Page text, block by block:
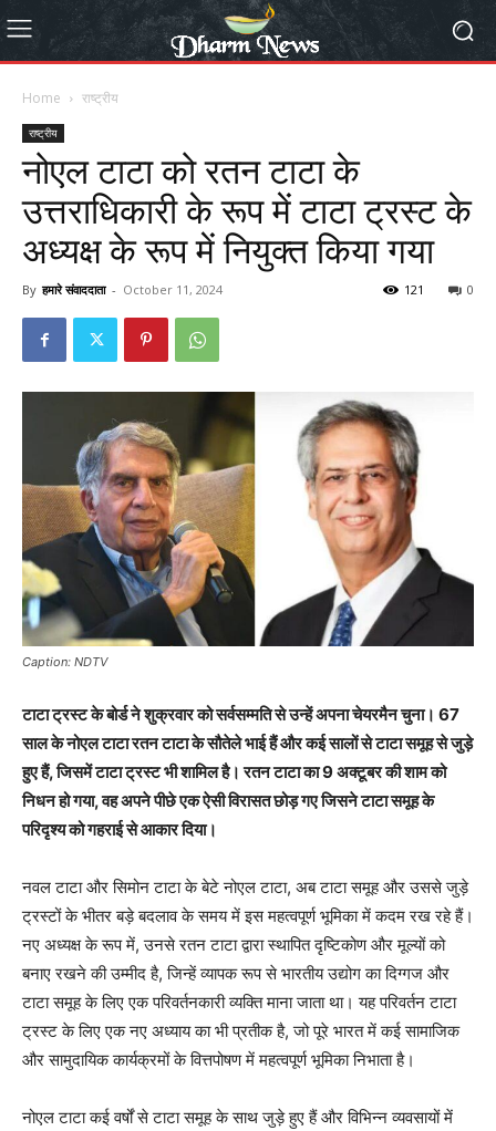
Home राष्ट्रीय
राष्ट्रीय
नोएल टाटा को रतन टाटा के
उत्तराधिकारी के रूप में टाटा ट्रस्ट के
अध्यक्ष के रूप में नियुक्त किया गया
By हमारे संवाददाता - October 11, 2024 0
121
Caption: NDTV
टाटा ट्रस्ट के बोर्ड ने शुक्रवार को सर्वसम्मति से उन्हें अपना चेयरमैन चुना। 67
साल के नोएल टाटा रतन टाटा के सौतेले भाई हैं और कई सालों से टाटा समूह से जुड़े
हुए हैं, जिसमें टाटा ट्रस्ट भी शामिल है। रतन टाटा का 9 अक्टूबर की शाम को
निधन हो गया, वह अपने पीछे एक ऐसी विरासत छोड़ गए जिसने टाटा समूह के
परिदृश्य को गहराई से आकार दिया।
नवल टाटा और सिमोन टाटा के बेटे नोएल टाटा, अब टाटा समूह और उससे जुड़े
ट्रस्टों के भीतर बड़े बदलाव के समय में इस महत्वपूर्ण भूमिका में कदम रख रहे हैं।
नए अध्यक्ष के रूप में, उनसे रतन टाटा द्वारा स्थापित दृष्टिकोण और मूल्यों को
बनाए रखने की उम्मीद है, जिन्हें व्यापक रूप से भारतीय उद्योग का दिग्गज और
टाटा समूह के लिए एक परिवर्तनकारी व्यक्ति माना जाता था। यह परिवर्तन टाटा
ट्रस्ट के लिए एक नए अध्याय का भी प्रतीक है, जो पूरे भारत में कई सामाजिक
और सामुदायिक कार्यक्रमों के वित्तपोषण में महत्वपूर्ण भूमिका निभाता है।
नोएल टाटा कई वर्षों से टाटा समूह के साथ जुड़े हुए हैं और विभिन्न व्यवसायों में